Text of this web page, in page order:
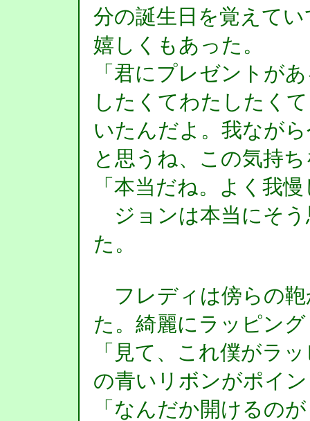
分の誕生日を覚えて
嬉しくもあった。
「君にプレゼントが
したくてわたしたく
いたんだよ。我なが
と思うね、この気持
「本当だね。よく我
ジョンは本当にそう
た。
フレディは傍らの鞄
た。綺麗にラッピン
「見て、これ僕がラ
の青いリボンがポイ
「なんだか開けるの